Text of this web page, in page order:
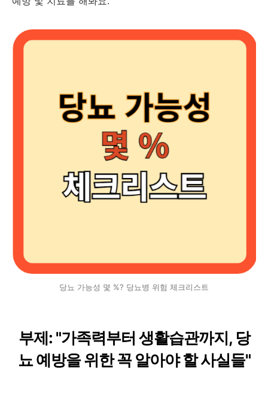
당뇨 가능성 몇 %? 당뇨병 위험 체크리스트
부제: "가족력부터 생활습관까지, 당
뇨 예방을 위한 꼭 알아야 할 사실들"